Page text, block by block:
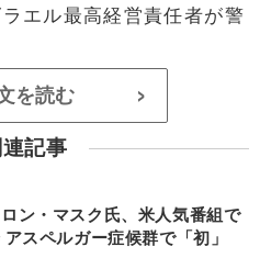
エル最高経営責任者が警
を読む >
記事
ン・マスク氏、米人気番組で
アスペルガー症候群で「初」